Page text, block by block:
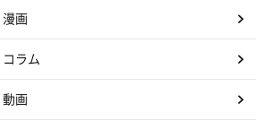
漫画
コラム
動画